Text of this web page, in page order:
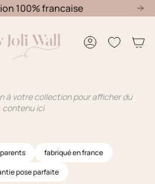
Offre nouvelle chambre : -
100% francaise
Compte
à votre collection pour afficher du
contenu ici
fabriqué en france
pose parfaite